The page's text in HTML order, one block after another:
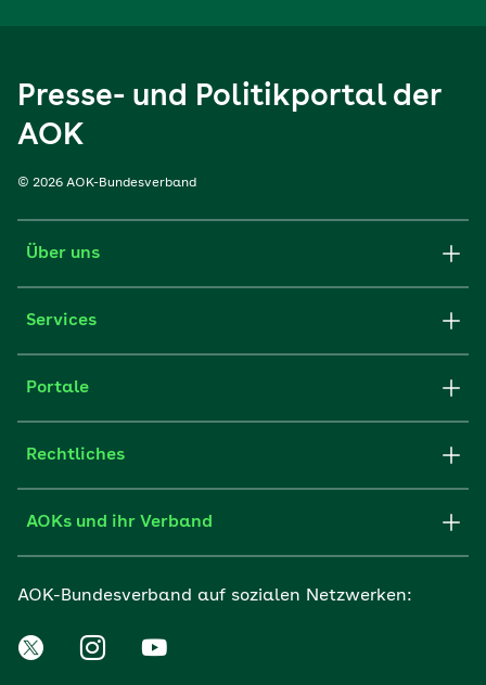
Presse- und Politikportal der
AOK
© 2026 AOK-Bundesverband
Über uns
Services
Portale
Rechtliches
AOKs und ihr Verband
AOK-Bundesverband auf sozialen Netzwerken: